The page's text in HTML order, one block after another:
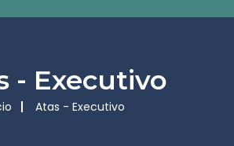
- Executivo
Atas - Executivo